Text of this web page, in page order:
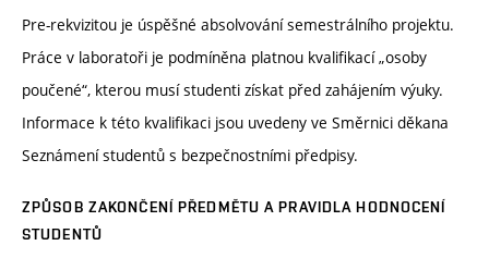
Pre-rekvizitou je úspěšné absolvování semestrálního projektu.
Práce v laboratoři je podmíněna platnou kvalifikací „osoby
poučené“, kterou musí studenti získat před zahájením výuky.
Informace k této kvalifikaci jsou uvedeny ve Směrnici děkana
Seznámení studentů s bezpečnostními předpisy.
ZPŮSOB ZAKONČENÍ PŘEDMĚTU A PRAVIDLA HODNOCENÍ
STUDENTŮ